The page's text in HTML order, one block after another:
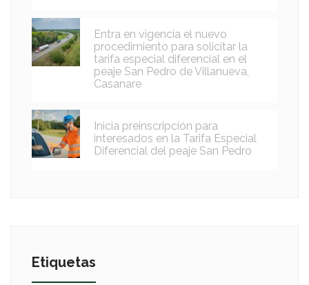
Entra en vigencia el nuevo
procedimiento para solicitar la
tarifa especial diferencial en el
peaje San Pedro de Villanueva,
Casanare
Inicia preinscripción para
interesados en la Tarifa Especial
Diferencial del peaje San Pedro
Etiquetas